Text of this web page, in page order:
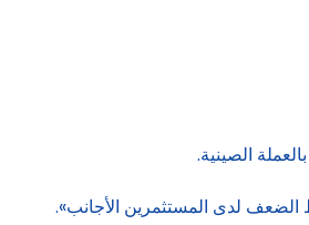
الصينية.
الضعف لدى المستثمرين الأجانب».